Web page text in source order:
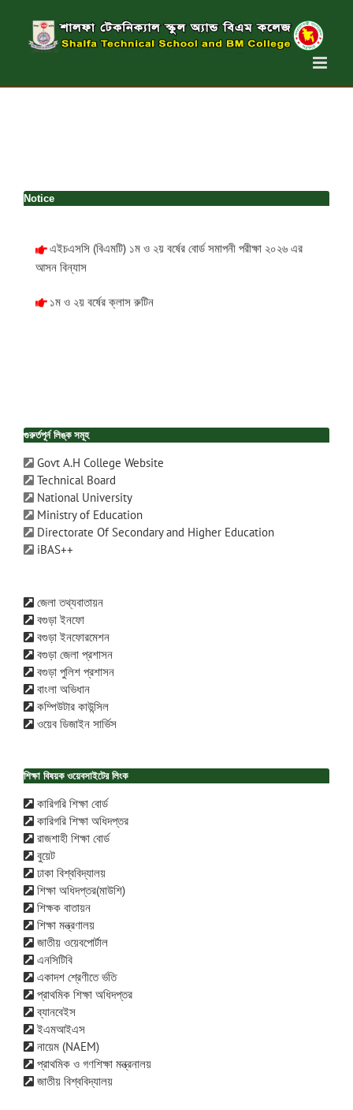
content
Notice
এইচএসসি (বিএমটি) ১ম ও ২য় বর্ষের বোর্ড সমাপনী পরীক্ষা ২০২৬ এর
আসন বিন্যাস
১ম ও ২য় বর্ষের ক্লাস রুটিন
গুরুর্তপূর্ন লিঙ্ক সমূহ
Govt A.H College Website
Technical Board
National University
Ministry of Education
Directorate Of Secondary and Higher Education
iBAS++
জেলা তথ্যবাতায়ন
বগুড়া ইনফো
বগুড়া ইনফোরমেশন
বগুড়া জেলা প্রশাসন
বগুড়া পুলিশ প্রশাসন
বাংলা অভিধান
কম্পিউটার কাউন্সিল
ওয়েব ডিজাইন সার্ভিস
শিক্ষা বিষয়ক ওয়েবসাইটের লিংক
কারিগরি শিক্ষা বোর্ড
কারিগরি শিক্ষা অধিদপ্তর
রাজশাহী শিক্ষা বোর্ড
বুয়েট
ঢাকা বিশ্ববিদ্যালয়
শিক্ষা অধিদপ্তর(মাউশি)
শিক্ষক বাতায়ন
শিক্ষা মন্ত্রণালয়
জাতীয় ওয়েবপোর্টাল
এনসিটিবি
একাদশ শ্রেণীতে র্ভতি
প্রাথমিক শিক্ষা অধিদপ্তর
ব্যানবেইস
ইএমআইএস
নায়েম (NAEM)
প্রাথমিক ও গণশিক্ষা মন্ত্রনালয়
জাতীয় বিশ্ববিদ্যালয়